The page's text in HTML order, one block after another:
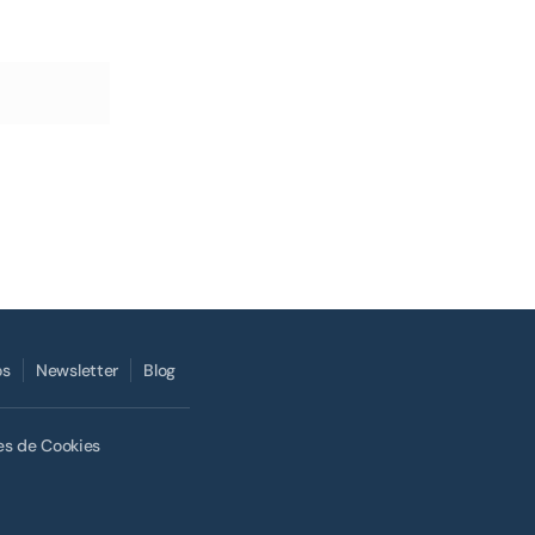
Newsletter Blog
de Cookies